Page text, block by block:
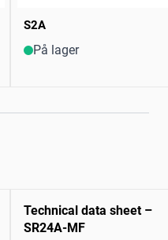
S2A
På lager
Technical data sheet –
SR24A-MF